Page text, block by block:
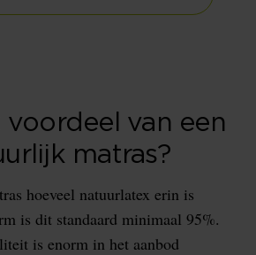
voordeel van een
matras?
hoeveel natuurlatex erin is
is dit standaard minimaal 95%.
is enorm in het aanbod